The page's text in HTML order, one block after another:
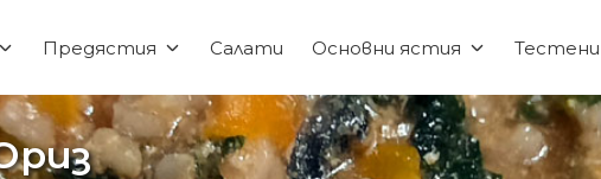
Предястия Салати Основни ястия Тестени